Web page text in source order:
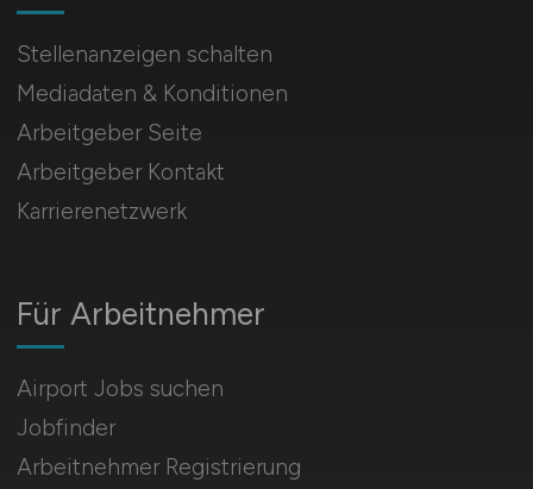
Für Arbeitnehmer
Airport Jobs suchen
Jobfinder
Arbeitnehmer Registrierung
Stellenanzeigen schalten
Mediadaten & Konditionen
Arbeitgeber Seite
Arbeitgeber Kontakt
Karrierenetzwerk